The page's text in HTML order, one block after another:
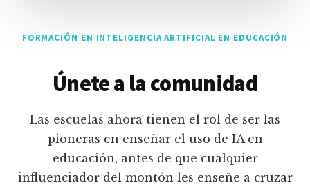
FORMACIÓN EN INTELIGENCIA ARTIFICIAL EN EDUCACIÓN
Únete a la comunidad
Las escuelas ahora tienen el rol de ser las
pioneras en enseñar el uso de IA en
educación, antes de que cualquier
influenciador del montón les enseñe a cruzar